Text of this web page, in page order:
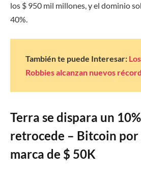
los $ 950 mil millones, y el dominio
40%.
También te puede Interesar:
Robbies alcanzan nuevos
Terra se dispara un
retrocede – Bitcoin por
marca de $ 50K